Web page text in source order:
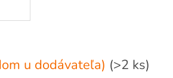
u dodávateľa) (>2 ks)